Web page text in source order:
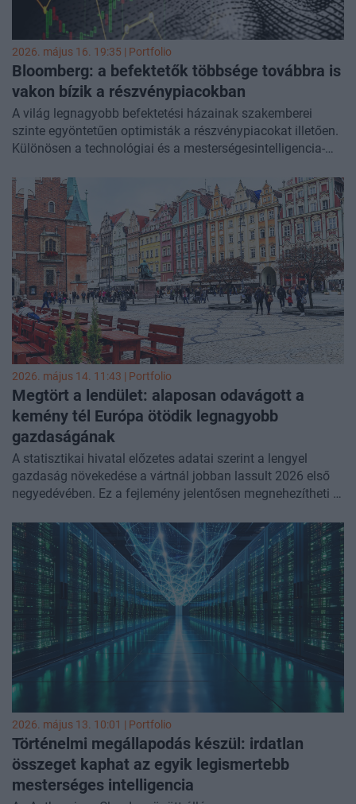
2026. május 16. 19:35 | Portfolio
Bloomberg: a befektetők többsége továbbra is
vakon bízik a részvénypiacokban
A világ legnagyobb befektetési házainak szakemberei
szinte egyöntetűen optimisták a részvénypiacokat illetően.
Különösen a technológiai és a mesterségesintelligencia-
emelkedő kötvényhozamok komoly fenyegetést jelentenek
a piaci ralira - írta a
Bloomberg.
2026. május 14. 11:43 | Portfolio
Megtört a lendület: alaposan odavágott a
kemény tél Európa ötödik legnagyobb
gazdaságának
A statisztikai hivatal előzetes adatai szerint a lengyel
gazdaság növekedése a vártnál jobban lassult 2026 első
negyedévében. Ez a fejlemény jelentősen megnehezítheti a
Bloomberg.
2026. május 13. 10:01 | Portfolio
Történelmi megállapodás készül: irdatlan
összeget kaphat az egyik legismertebb
mesterséges intelligencia